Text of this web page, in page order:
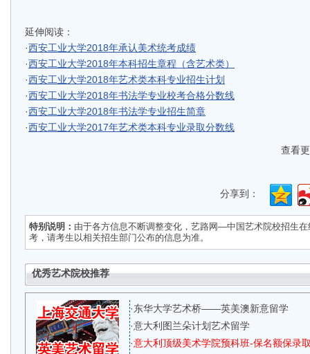
延伸阅读：
·西安工业大学2018年承认美术统考成绩
·西安工业大学2018年本科招生章程（含艺术类）
·西安工业大学2018年艺术类本科专业招生计划
·西安工业大学2018年书法学专业校考合格分数线
·西安工业大学2018年书法学专业招生简章
·西安工业大学2017年艺术类本科专业录取分数线
查看
分享到：
特别说明： 由于各方信息不断调整变化， 艺路网—中国艺术院校招生在
考，请考生以相关招生部门公布的信息为准。
优秀艺术院校推荐
·东华大学艺术桥——英美澳新意留学
·意大利图兰朵计划艺术留学
·意大利顶级美术学院预科班-保名额保录